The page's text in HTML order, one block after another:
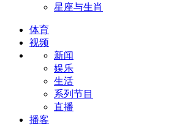
星座与生肖
体育
视频
新闻
娱乐
生活
系列节目
直播
播客